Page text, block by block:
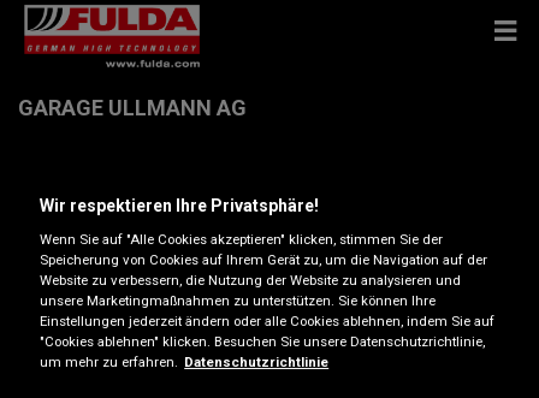
GARAGE ULLMANN AG
Anfahrtsbeschreibung
Telefonnummer anzeigen
Öffnungszeiten
Wir respektieren Ihre Privatsphäre!
Wenn Sie auf "Alle Cookies akzeptieren" klicken, stimmen Sie der
Speicherung von Cookies auf Ihrem Gerät zu, um die Navigation auf der
Website zu verbessern, die Nutzung der Website zu analysieren und
unsere Marketingmaßnahmen zu unterstützen. Sie können Ihre
Einstellungen jederzeit ändern oder alle Cookies ablehnen, indem Sie auf
"Cookies ablehnen" klicken. Besuchen Sie unsere Datenschutzrichtlinie,
um mehr zu erfahren. Datenschutzrichtlinie